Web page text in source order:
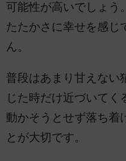
可能性が高いでしょう
たたかさに幸せを感じ
ん。
普段はあまり甘えない
じた時だけ近づいてく
動かそうとせず落ち着
とが大切です。